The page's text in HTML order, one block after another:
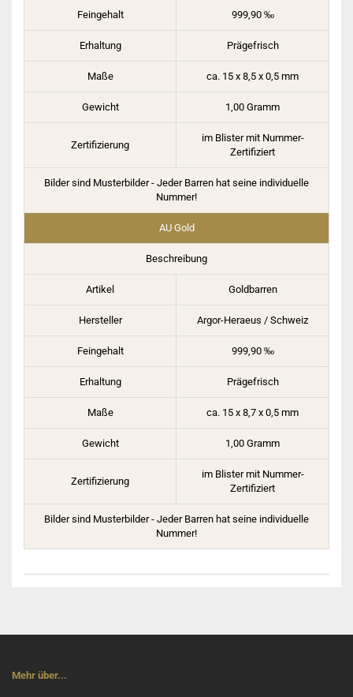
Feingehalt 999,90 ‰
Erhaltung Prägefrisch
Maße ca. 15 x 8,5 x 0,5 mm
Gewicht 1,00 Gramm
Zertifizierung
im Blister mit Nummer-
Zertifiziert
Bilder sind Musterbilder - Jeder Barren hat seine individuelle
Nummer!
AU Gold
Beschreibung
Artikel Goldbarren
Hersteller Argor-Heraeus / Schweiz
Feingehalt 999,90 ‰
Erhaltung Prägefrisch
Maße ca. 15 x 8,7 x 0,5 mm
Gewicht 1,00 Gramm
Zertifizierung
im Blister mit Nummer-
Zertifiziert
Bilder sind Musterbilder - Jeder Barren hat seine individuelle
Nummer!
Mehr über...